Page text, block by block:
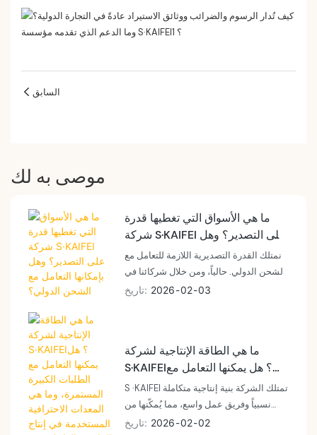
السابق
موصى به لك
ما هي الأسواق التي تغطيها قدرة
شركة S·KAIFEI على التصدير؟ وهل
بإمكانها التعامل مع الشحن الدولي؟
نمتلك القدرة التصديرية اللازمة للتعامل مع
الشحن الدولي. حالياً، ومن خلال شركائنا في
مجال الخدمات اللوجستية، تغطي خدماتنا
تاريخ 2026 02 03
ما هي الطاقة الإنتاجية لشركة
S·KAIFEI؟ هل يمكنها التعامل مع
الطلبات الكبيرة المستمرة، وما هي
المعدات الاحترافية المستخدمة في
إنتاج الملابس الداخلية غير
S ·KAIFEI تمتلك الشركة بنية إنتاجية متكاملة
نسبياً وفريق عمل واسع، مما يُمكّنها من
دعم الإنتاج المستمر للطلبات. ويعمل لدى
تاريخ 2026 02 02